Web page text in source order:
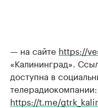
— на сайте https://
«Калининград».
доступна в
телерадиокомпании:
https://t.me/